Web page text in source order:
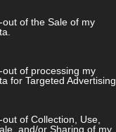
out of the Sale of my
out of processing my
for Targeted Advertising.
of Collection, Use,
and/or Sharing of my